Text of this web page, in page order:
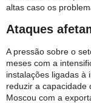
altas caso os
Ataques
A pressão sobre o
meses com a
instalações ligadas à
reduzir a capacidade
Moscou com a